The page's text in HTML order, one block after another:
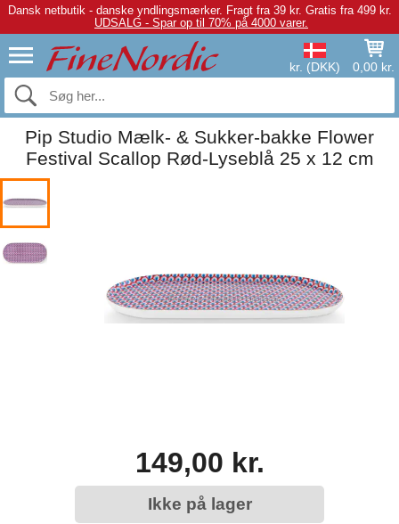
Dansk netbutik - danske yndlingsmærker. Fragt fra 39 kr. Gratis fra 499 kr.
UDSALG - Spar op til 70% på 4000 varer.
kr. (DKK) 0,00 kr.
Pip Studio Mælk- & Sukker-bakke Flower
Festival Scallop Rød-Lyseblå 25 x 12 cm
149,00 kr.
Ikke på lager